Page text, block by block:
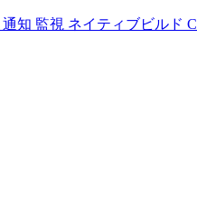
通知 監視 ネイティブビルド